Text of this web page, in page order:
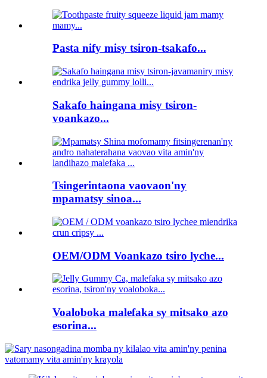
Pasta nify misy tsiron-tsakafo...
Sakafo haingana misy tsiron-
voankazo...
Tsingerintaona vaovaon'ny
mpamatsy sinoa...
OEM/ODM Voankazo tsiro lyche...
Voaloboka malefaka sy mitsako azo
esorina...